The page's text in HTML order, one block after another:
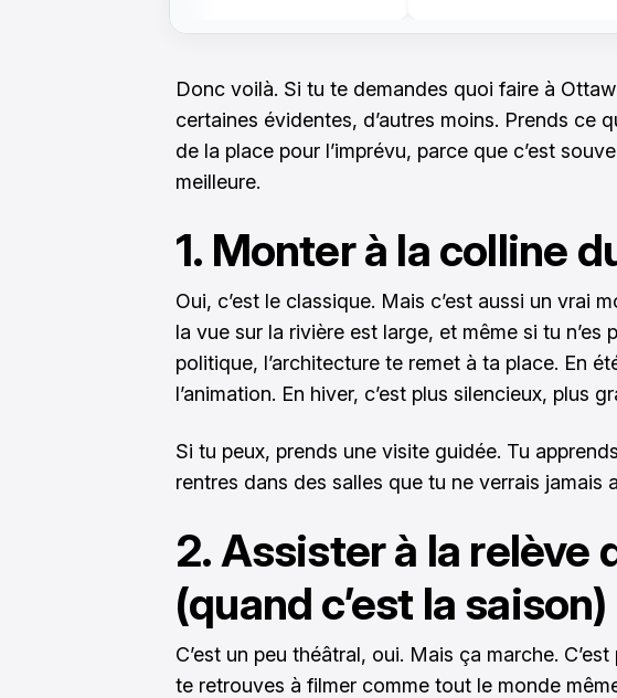
Donc voilà. Si tu te demandes quoi faire à
certaines évidentes, d’autres moins. Prends ce
de la place pour l’imprévu, parce que c’est
meilleure.
1. Monter à la colline
Oui, c’est le classique. Mais c’est aussi un vrai
la vue sur la rivière est large, et même si tu n’es
politique, l’architecture te remet à ta place. En
l’animation. En hiver, c’est plus silencieux, plus
Si tu peux, prends une visite guidée. Tu
rentres dans des salles que tu ne verrais jamais
2. Assister à la relève
(quand c’est la saison)
C’est un peu théâtral, oui. Mais ça marche.
te retrouves à filmer comme tout le monde